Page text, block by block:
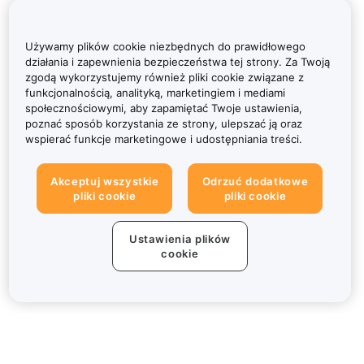
Używamy plików cookie niezbędnych do prawidłowego
działania i zapewnienia bezpieczeństwa tej strony. Za Twoją
zgodą wykorzystujemy również pliki cookie związane z
funkcjonalnością, analityką, marketingiem i mediami
społecznościowymi, aby zapamiętać Twoje ustawienia,
poznać sposób korzystania ze strony, ulepszać ją oraz
wspierać funkcje marketingowe i udostępniania treści.
Akceptuj wszystkie
pliki cookie
Odrzuć dodatkowe
pliki cookie
Ustawienia plików
cookie